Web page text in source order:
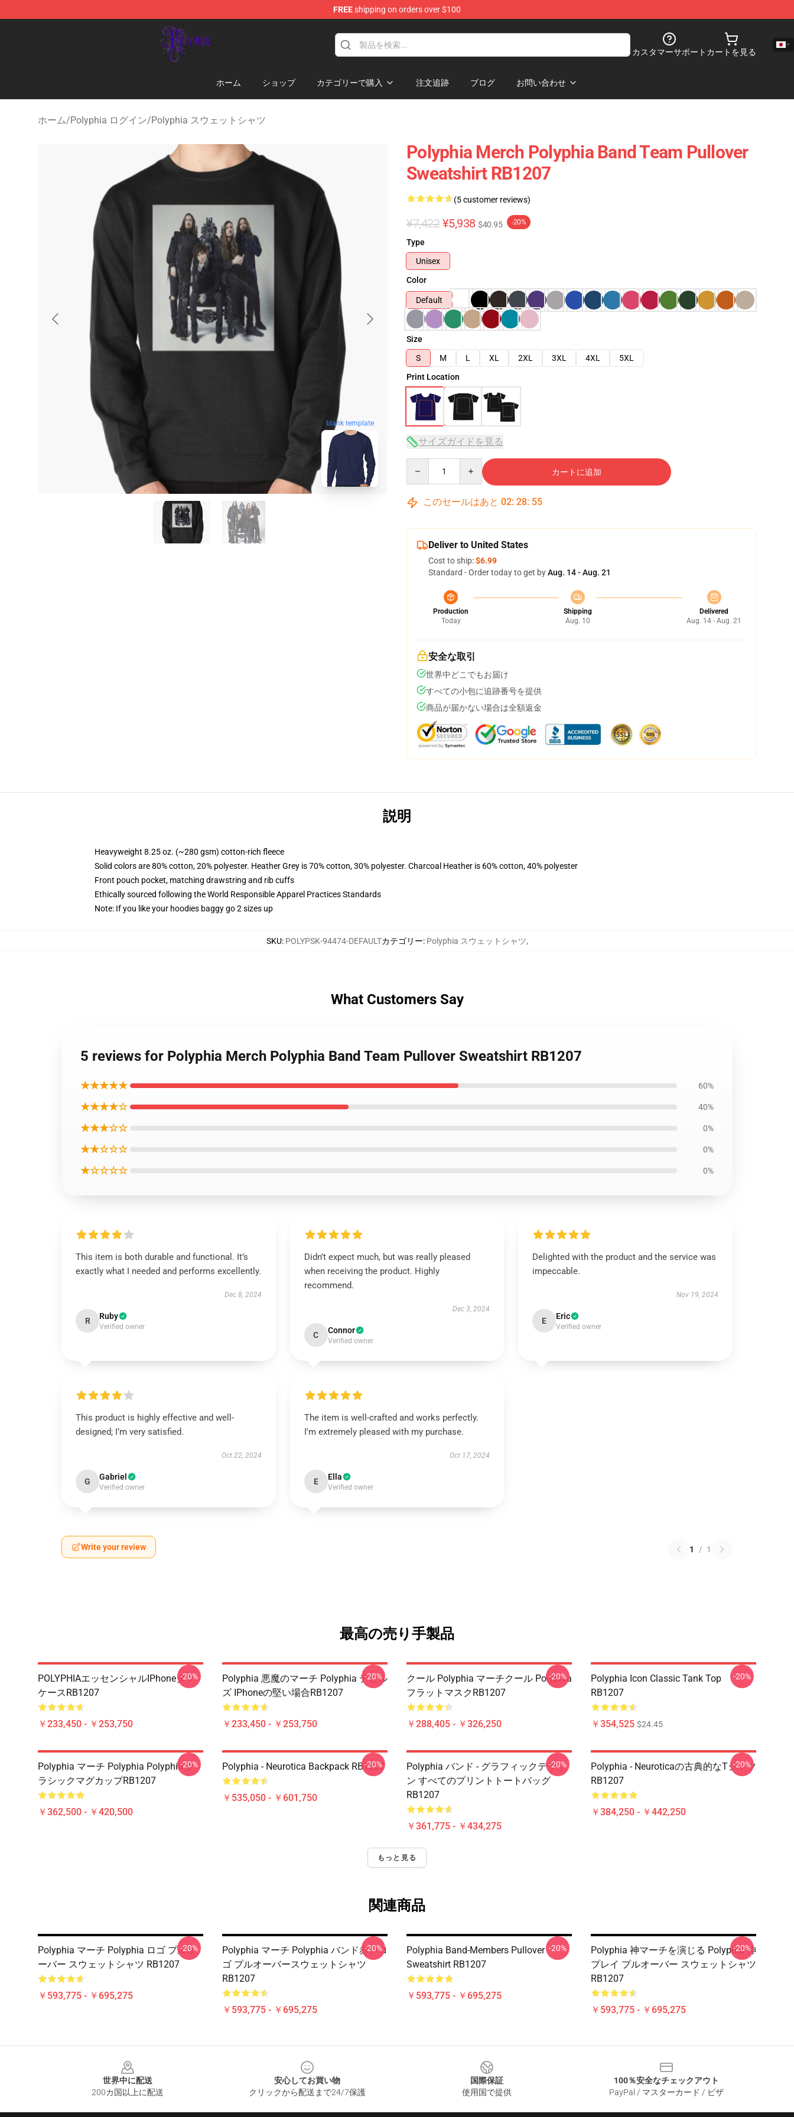
FREEshipping on orders over $100
Polyphia Shop - Official Polyphia Merchandise Store
カスタマーサポート カートを見る
ホーム ショップ カテゴリーで購入 注文追跡 ブログ お問い合わせ
ホーム/Polyphia ログイン/Polyphia スウェットシャツ
blank template
Polyphia Merch Polyphia Band Team Pullover
Sweatshirt RB1207
(5 customer reviews)
¥7,422 ¥5,938 $40.95 -20%
Type
Unisex
Color
Default
Size
S
M L XL 2XL 3XL 4XL
5XL
Print Location
サイズガイドを見る
カートに追加
このセールはあと 02: 28: 54
Deliver to United States
Cost to ship:$6.99
Standard - Order today to get byAug. 14 - Aug. 21
Production
Today
Shipping
Aug. 10
Delivered
Aug. 14 - Aug. 21
安全な取引
世界中どこでもお届け
すべての小包に追跡番号を提供
商品が届かない場合は全額返金
説明
Heavyweight 8.25 oz. (~280 gsm) cotton-rich fleece
Solid colors are 80% cotton, 20% polyester. Heather Grey is 70% cotton, 30% polyester. Charcoal Heather is 60% cotton, 40% polyester
Front pouch pocket, matching drawstring and rib cuffs
Ethically sourced following the World Responsible Apparel Practices Standards
Note: If you like your hoodies baggy go 2 sizes up
SKU: POLYPSK-94474-DEFAULTカテゴリー: Polyphia スウェットシャツ,
What Customers Say
5 reviews for Polyphia Merch Polyphia Band Team Pullover Sweatshirt RB1207
★★★★★ 60%
★★★★☆ 40%
★★★☆☆ 0%
★★☆☆☆ 0%
★☆☆☆☆ 0%
This item is both durable and functional. It’s
exactly what I needed and performs excellently.
Dec 8, 2024
R Ruby
Verified owner
Didn’t expect much, but was really pleased
when receiving the product. Highly
recommend.
Dec 3, 2024
C Connor
Verified owner
Delighted with the product and the service was
impeccable.
Nov 19, 2024
E Eric
Verified owner
This product is highly effective and well-
designed; I’m very satisfied.
Oct 22, 2024
G Gabriel
Verified owner
The item is well-crafted and works perfectly.
I'm extremely pleased with my purchase.
Oct 17, 2024
E Ella
Verified owner
Write your review 1 / 1
最高の売り手製品
POLYPHIAエッセンシャルiPhoneタフ
ケースRB1207
￥233,450 - ￥253,750
-20%
Polyphia 悪魔のマーチ Polyphia デビル
ズ IPhoneの堅い場合RB1207
￥233,450 - ￥253,750
-20%
クール Polyphia マーチクール Polyphia
フラットマスクRB1207
￥288,405 - ￥326,250
-20%
Polyphia Icon Classic Tank Top
RB1207
￥354,525 $24.45
-20%
Polyphia マーチ Polyphia Polyphia ク
ラシックマグカップRB1207
￥362,500 - ￥420,500
-20% Polyphia - Neurotica Backpack RB1207
￥535,050 - ￥601,750
-20%
Polyphia バンド - グラフィックデザイ
ン すべてのプリントトートバッグ
RB1207
￥361,775 - ￥434,275
-20%
Polyphia - Neuroticaの古典的なTシャツ
RB1207
￥384,250 - ￥442,250
-20%
もっと見る
関連商品
Polyphia マーチ Polyphia ロゴ プルオ
ーバー スウェットシャツ RB1207
￥593,775 - ￥695,275
-20%
Polyphia マーチ Polyphia バンド赤いロ
ゴ プルオーバースウェットシャツ
RB1207
￥593,775 - ￥695,275
-20%
Polyphia Band-Members Pullover
Sweatshirt RB1207
￥593,775 - ￥695,275
-20%
Polyphia 神マーチを演じる Polyphia 神
プレイ プルオーバー スウェットシャツ
RB1207
￥593,775 - ￥695,275
-20%
世界中に配送
200カ国以上に配送
安心してお買い物
クリックから配送まで24/7保護
国際保証
使用国で提供
100％安全なチェックアウト
PayPal / マスターカード / ビザ